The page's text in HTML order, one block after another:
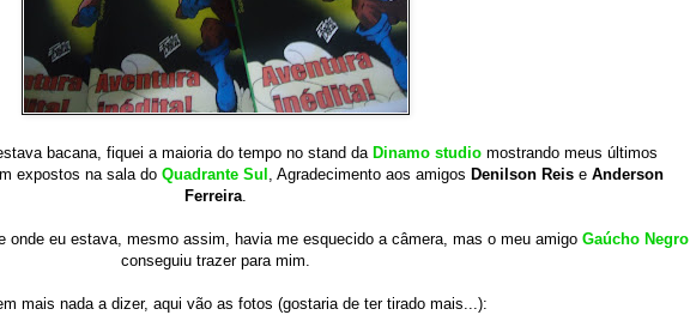
bacana, fiquei a maioria do tempo no stand da Dinamo studio mostrando meus últimos
expostos na sala do Quadrante Sul , Agradecimento aos amigos Denilson Reis e Anderson
Ferreira.
onde eu estava, mesmo assim, havia me esquecido a câmera, mas o meu amigo Gaúcho Negro
conseguiu trazer para mim.
mais nada a dizer, aqui vão as fotos (gostaria de ter tirado mais...):